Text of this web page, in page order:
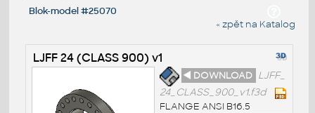
Blok-model #25070
« zpět na Katalog
LJFF 24 (CLASS 900) v1
◄ DOWNLOAD LJFF_
24_CLASS_900_v1.f3d
FLANGE ANSI B16.5